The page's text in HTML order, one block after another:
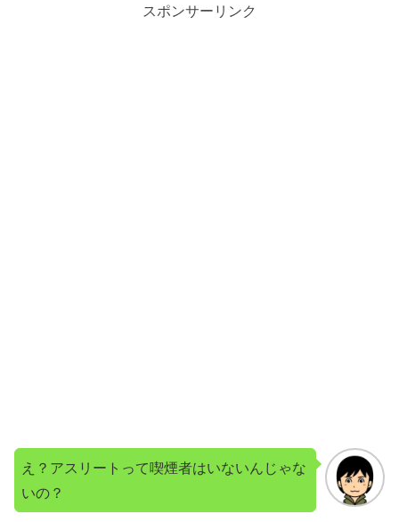
スポンサーリンク
え？アスリートって喫煙者はいないんじゃな
いの？